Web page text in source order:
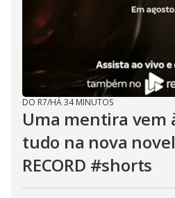
DO R7/HÁ 34 MINUTOS
Uma mentira vem
tudo na nova
RECORD #shorts